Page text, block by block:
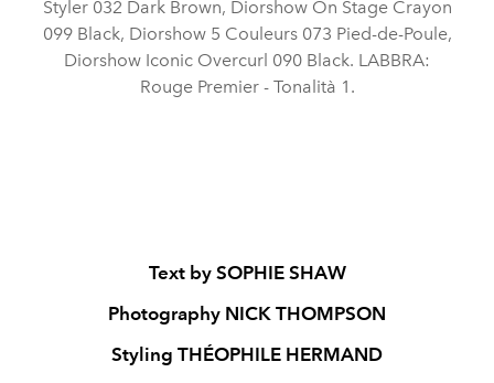
Styler 032 Dark Brown, Diorshow On Stage Crayon
099 Black, Diorshow 5 Couleurs 073 Pied-de-Poule,
Diorshow Iconic Overcurl 090 Black. LABBRA:
Rouge Premier - Tonalità 1.
Text by SOPHIE SHAW
Photography NICK THOMPSON
Styling THÉOPHILE HERMAND